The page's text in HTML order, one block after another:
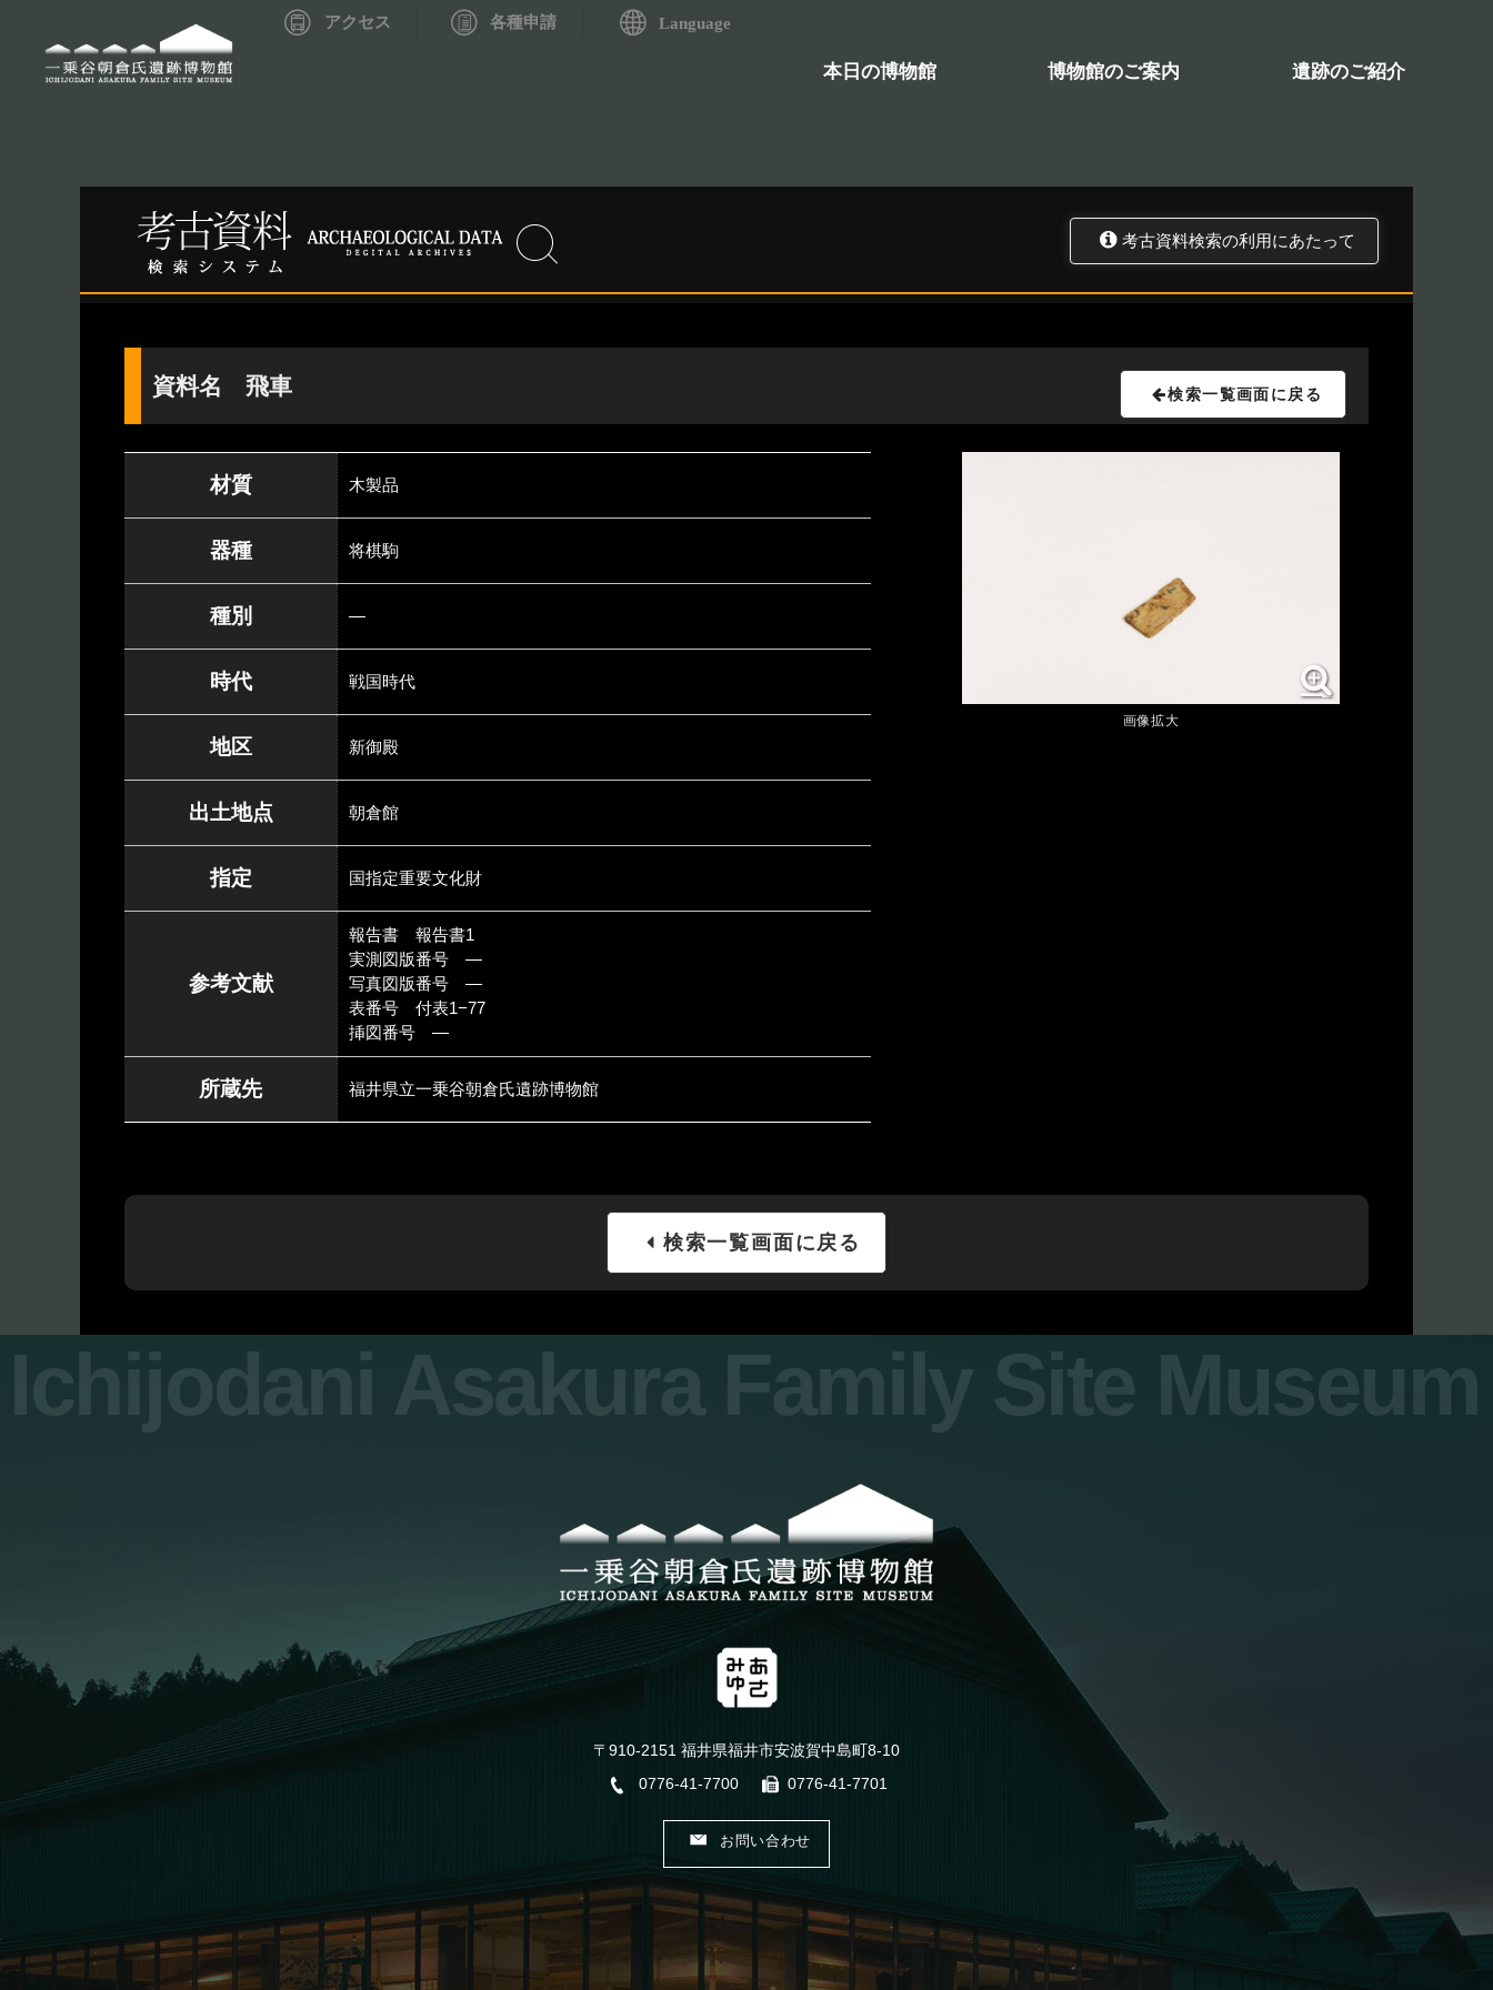
アクセス 各種申請 Language
本日の博物館 博物館のご案内 遺跡のご紹介
資料データベーストップ 考古資料検索システム 歴史資料検索システム
トップ 資料データベース 考古資料検索
考古資料検索の利用にあたって
検索一覧画面に戻る
資料名 飛車
材質 木製品
器種 将棋駒
種別 ―
時代 戦国時代
地区 新御殿
出土地点 朝倉館
指定 国指定重要文化財
参考文献
報告書 報告書1
実測図版番号 ―
写真図版番号 ―
表番号 付表1−77
挿図番号 ―
所蔵先 福井県立一乗谷朝倉氏遺跡博物館
検索一覧画面に戻る
Ichijodani Asakura Family Site Museum
〒910-2151 福井県福井市安波賀中島町8-10
0776-41-7700
0776-41-7701
お問い合わせ